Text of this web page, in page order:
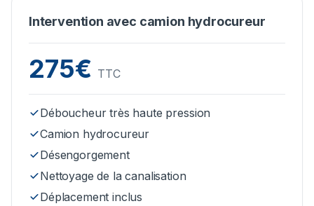
Intervention avec camion hydrocureur
275€ TTC
Déboucheur très haute pression
Camion hydrocureur
Désengorgement
Nettoyage de la canalisation
Déplacement inclus